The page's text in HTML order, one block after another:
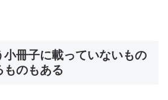
小冊子に載っていないもの
ものもある